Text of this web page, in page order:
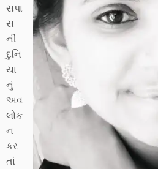
સપા
સ
ની
દુનિ
યા
નું
અવ
લોક
ન
કર
તાં